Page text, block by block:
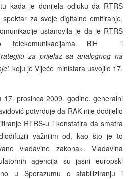
kada je donijela odluku da RTRS
spektar za svoje digitalno emitiranje.
ustanovila je da je RTRS
telekomunikacijama BiH i
za prijelaz sa analognog na
koju je Vijeće ministara usvojilo 17.
17. prosinca 2009. godine, generalni
potvrđuje da RAK nije dodijelio
RTRS-u i konstatira da smatra
važnijim od, kao što je to
vladavine zakona». Vladavina
agencija su jasni europski
u Sporazumu o stabiliziranju i